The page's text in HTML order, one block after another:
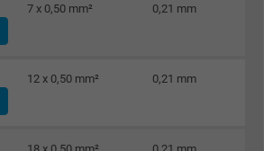
7 x 0,50 mm² 0,21 mm
12 x 0,50 mm² 0,21 mm